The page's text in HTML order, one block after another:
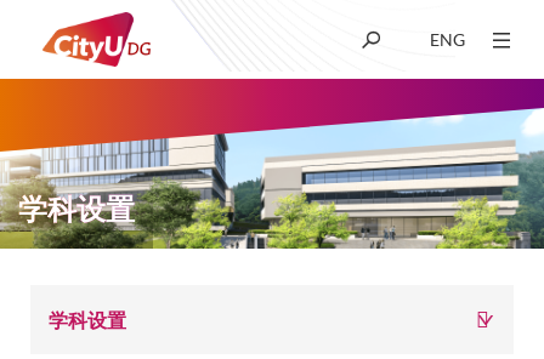
ENG
学术
学科设置
面
学科设置